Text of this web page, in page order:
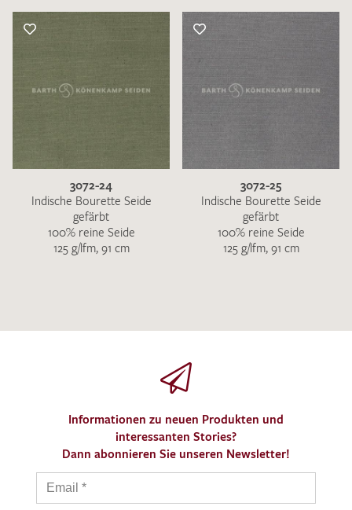
3072-24
Indische Bourette Seide
gefärbt
100% reine Seide
125 g/lfm, 91 cm
3072-25
Indische Bourette Seide
gefärbt
100% reine Seide
125 g/lfm, 91 cm
Informationen zu neuen Produkten und
interessanten Stories?
Dann abonnieren Sie unseren Newsletter!